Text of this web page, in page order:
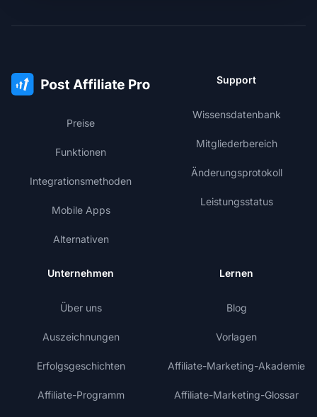
Preise
Funktionen
Integrationsmethoden
Mobile Apps
Alternativen
Support
Wissensdatenbank
Mitgliederbereich
Änderungsprotokoll
Leistungsstatus
Unternehmen
Über uns
Auszeichnungen
Erfolgsgeschichten
Affiliate-Programm
Lernen
Blog
Vorlagen
Affiliate-Marketing-Akademie
Affiliate-Marketing-Glossar